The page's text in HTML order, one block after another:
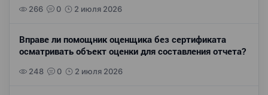
266 0 2 июля 2026
Вправе ли помощник оценщика без сертификата
осматривать объект оценки для составления отчета?
248 0 2 июля 2026